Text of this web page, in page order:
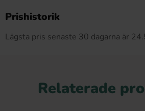
Prishistorik
Lägsta pris senaste 30 dagarna är
Relaterade